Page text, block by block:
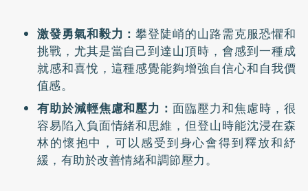
激發勇氣和毅力：攀登陡峭的山路需克服恐懼和
挑戰，尤其是當自己到達山頂時，會感到一種成
就感和喜悅，這種感覺能夠增強自信心和自我價
值感。
有助於減輕焦慮和壓力：面臨壓力和焦慮時，很
容易陷入負面情緒和思維，但登山時能沈浸在森
林的懷抱中，可以感受到身心會得到釋放和紓
緩，有助於改善情緒和調節壓力。